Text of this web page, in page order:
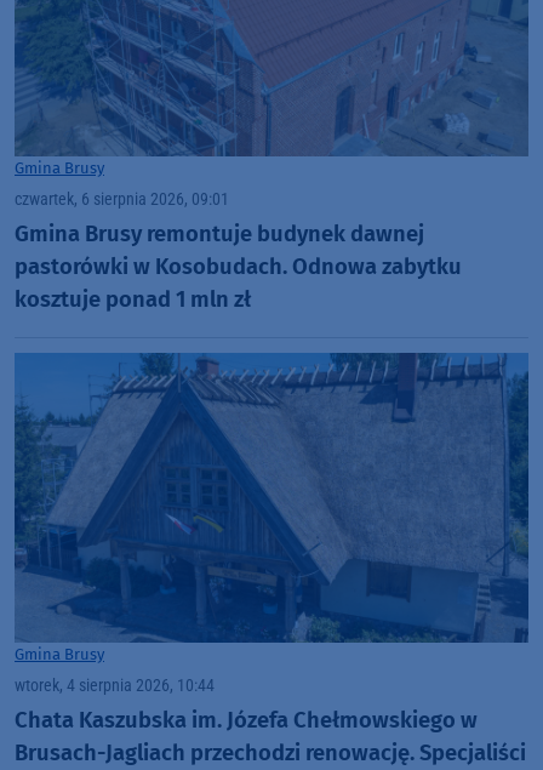
Gmina Brusy
czwartek, 6 sierpnia 2026, 09:01
Gmina Brusy remontuje budynek dawnej
pastorówki w Kosobudach. Odnowa zabytku
kosztuje ponad 1 mln zł
Gmina Brusy
wtorek, 4 sierpnia 2026, 10:44
Chata Kaszubska im. Józefa Chełmowskiego w
Brusach-Jagliach przechodzi renowację. Specjaliści